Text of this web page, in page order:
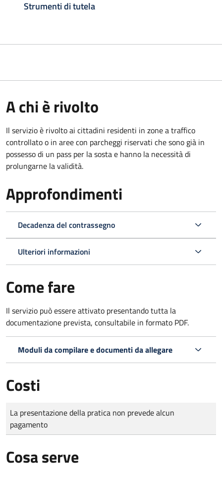
Strumenti di tutela
A chi è rivolto
Il servizio è rivolto ai cittadini residenti in zone a traffico
controllato o in aree con parcheggi riservati che sono già in
possesso di un pass per la sosta e hanno la necessità di
prolungarne la validità.
Approfondimenti
Decadenza del contrassegno
Ulteriori informazioni
Come fare
Il servizio può essere attivato presentando tutta la
documentazione prevista, consultabile in formato PDF.
Moduli da compilare e documenti da allegare
Costi
Tipo di pagamento
Importo
La presentazione della pratica non prevede alcun
pagamento
Cosa serve